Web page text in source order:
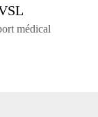
médical